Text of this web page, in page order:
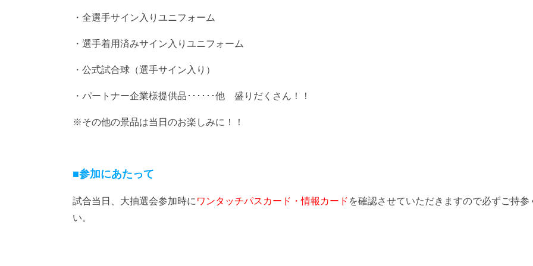
・全選手サイン入りユニフォーム
・選手着用済みサイン入りユニフォーム
・公式試合球（選手サイン入り）
・パートナー企業様提供品･･････他 盛りだくさん！！
※その他の景品は当日のお楽しみに！！
■参加にあたって
試合当日、大抽選会参加時に ワンタッチパスカード・情報カード を確認させていただきますので必ずご持参
い。